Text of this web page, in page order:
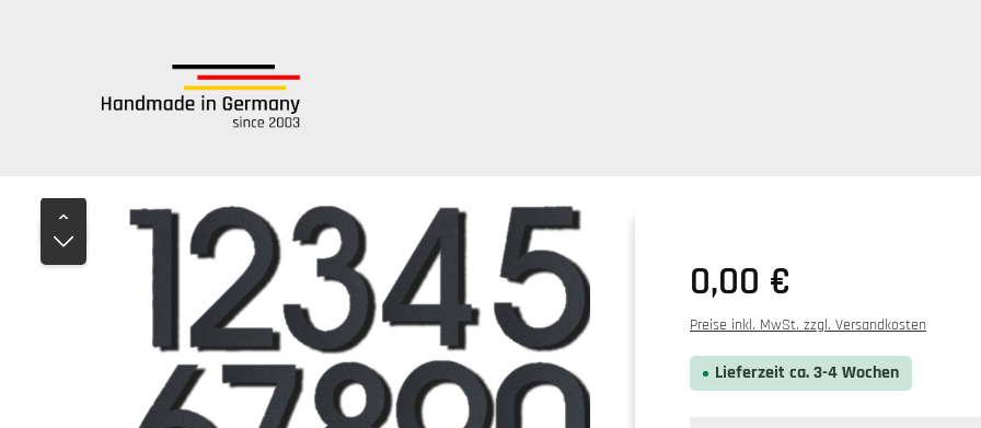
Bildergalerie überspringen
0,00 €
Preise inkl. MwSt. zzgl. Versandkosten
Lieferzeit ca. 3-4 Wochen